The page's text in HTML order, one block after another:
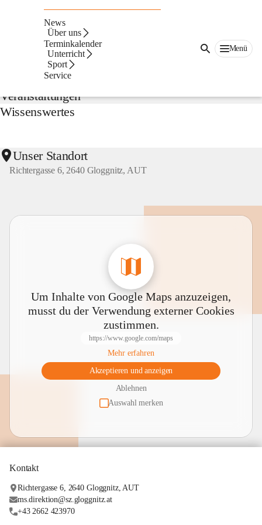
News
Über uns
Terminkalender
Unterricht
Sport
Service
Menü
Aktuelles
Veranstaltungen
Wissenswertes
Unser Standort
Richtergasse 6, 2640 Gloggnitz, AUT
Um Inhalte von Google Maps anzuzeigen,
musst du der Verwendung externer Cookies
zustimmen.
https://www.google.com/maps
Mehr erfahren
Akzeptieren und anzeigen
Ablehnen
Auswahl merken
Kontakt
Richtergasse 6, 2640 Gloggnitz, AUT
ms.direktion@sz.gloggnitz.at
+43 2662 423970